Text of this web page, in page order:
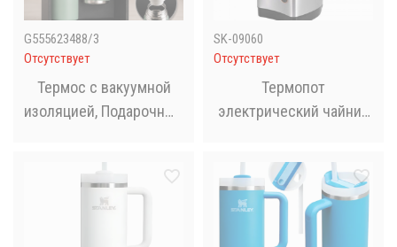
G555623488/3
Отсутствует
Термос с вакуумной
изоляцией, Подарочный
SK-09060
Отсутствует
Термопот
электрический чайник
09060 на 6,8 л 800 Вт